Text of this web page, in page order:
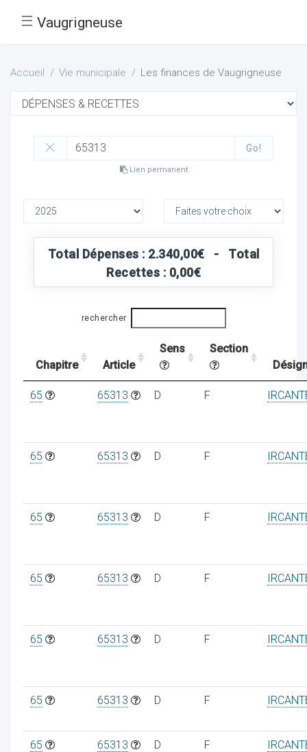
☰ Vaugrigneuse
Accueil Vie municipale Les finances de Vaugrigneuse
Go!
Lien permanent
Total Dépenses : 2.340,00€ - Total
Recettes : 0,00€
rechercher
Chapitre Article
Sens
Section
65 65313 D F
65 65313 D F
65 65313 D F
65 65313 D F
65 65313 D F
65 65313 D F
65 65313 D F